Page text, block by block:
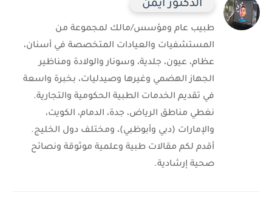
الدكتور أيمن
طبيب عام ومؤسس/مالك لمجموعة من
المستشفيات والعيادات المتخصصة في أسنان،
عظام، عيون، جلدية، وسونار والولادة ومناظير
الجهاز الهضمي وغيرها وصيدليات، بخبرة واسعة
في تقديم الخدمات الطبية الحكومية والتجارية.
نغطي مناطق الرياض، جدة، الدمام، الكويت،
والإمارات (دبي وأبوظبي)، ومختلف دول الخليج.
أقدم لكم مقالات طبية وعلمية موثوقة ونصائح
صحية إرشادية.